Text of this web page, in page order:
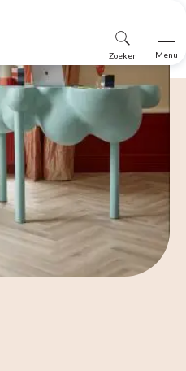
Zoeken Menu